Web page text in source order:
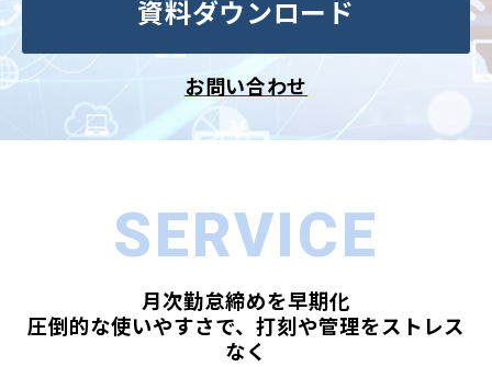
資料ダウンロード
お問い合わせ
SERVICE
月次勤怠締めを早期化
圧倒的な使いやすさで、打刻や管理をストレス
なく